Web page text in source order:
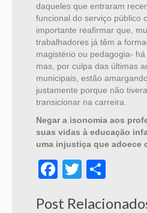
daqueles que entraram
funcional do serviço público
importante reafirmar que,
trabalhadores já têm a
magistério ou pedagogia- há
mas, por culpa das últimas
municipais, estão
justamente porque não
transicionar na carreira.
Negar a isonomia aos
suas vidas à educação
uma injustiça que adoece
Facebook
Twitter
Post